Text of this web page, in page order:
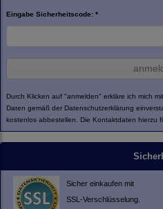
Eingabe Sicherheitscode: *
Durch Klicken auf "anmelden" erkläre ich mich
Daten gemäß der Datenschutzerklärung
kostenlos abbestellen. Die Kontaktdaten hierzu
Sicher einkaufen mit
SSL-Verschlüsselung.